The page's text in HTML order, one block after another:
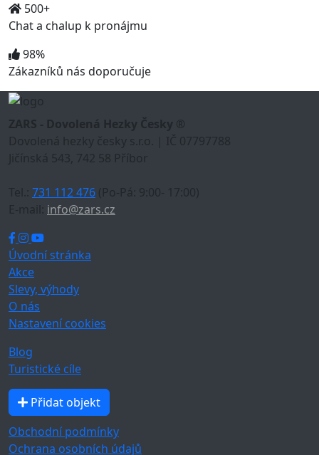
500+
Chat a chalup k pronájmu
98%
Zákazníků nás doporučuje
ZARS - Dovolená Hezky Česky ®
Dovolená hezky česky s.r.o. | IČ 07797788
Jičínská 543, 742 58 Příbor
Tel.: 731 112 476 (Po-Pá: 9:00- 17:00)
E-mail: info@zars.cz
Úvodní stránka
Akce
Slevy, výhody
O nás
Nastavení cookies
Blog
Turistické cíle
Přidat objekt
Obchodní podmínky
Ochrana osobních údajů